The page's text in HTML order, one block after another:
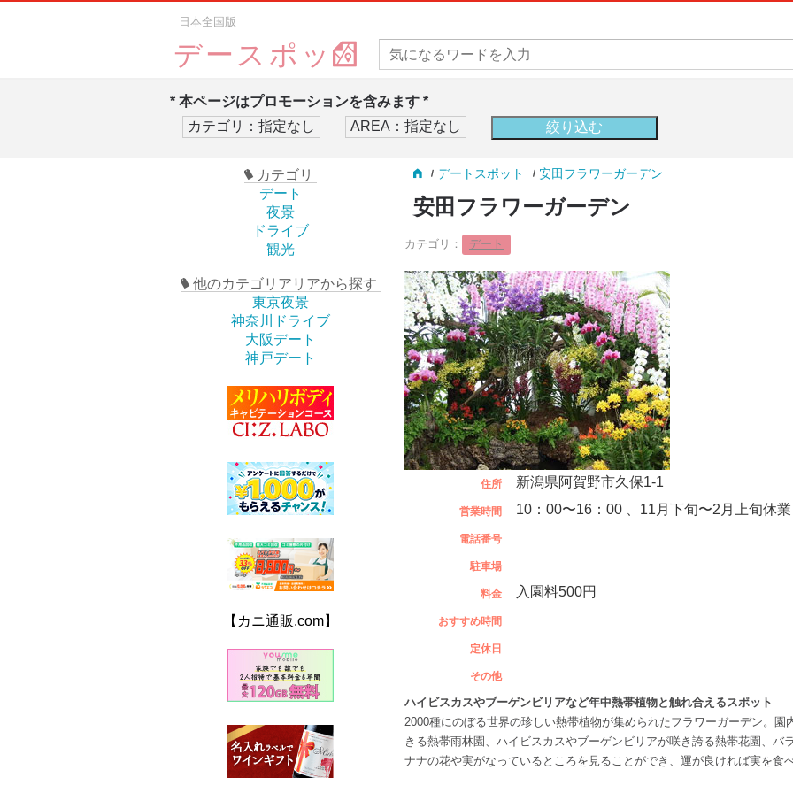
日本全国版
デースポッ
* 本ページはプロモーションを含みます *
カテゴリ
デート
夜景
ドライブ
観光
他のカテゴリアリアから探す
東京夜景
神奈川ドライブ
大阪デート
神戸デート
【カニ通販.com】
デートスポット 安田フラワーガーデン
安田フラワーガーデン
カテゴリ： デート
住所 新潟県阿賀野市久保1-1
営業時間 10：00〜16：00 、11月下旬〜2月上旬休業
電話番号
駐車場
料金 入園料500円
おすすめ時間
定休日
その他
ハイビスカスやブーゲンビリアなど年中熱帯植物と触れ合えるスポット
2000種にのぼる世界の珍しい熱帯植物が集められたフラワーガーデン。
きる熱帯雨林園、ハイビスカスやブーゲンビリアが咲き誇る熱帯花園、バ
ナナの花や実がなっているところを見ることができ、運が良ければ実を食